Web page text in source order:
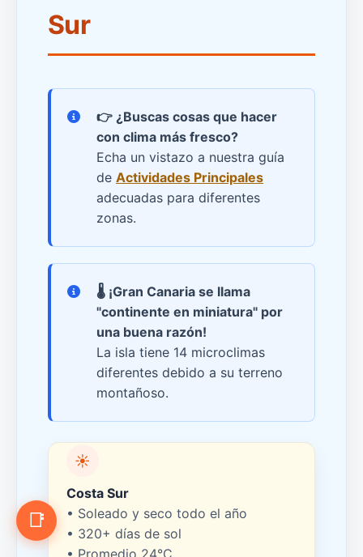
Sur
👉 ¿Buscas cosas que hacer
con clima más fresco?
Echa un vistazo a nuestra guía
de Actividades Principales
adecuadas para diferentes
zonas.
🌡️ ¡Gran Canaria se llama
"continente en miniatura" por
una buena razón!
La isla tiene 14 microclimas
diferentes debido a su terreno
montañoso.
☀️
Costa Sur
• Soleado y seco todo el año
• 320+ días de sol
• Promedio 24°C
📑